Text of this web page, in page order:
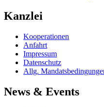
Kanzlei
Kooperationen
Anfahrt
Impressum
Datenschutz
Allg.
News & Events